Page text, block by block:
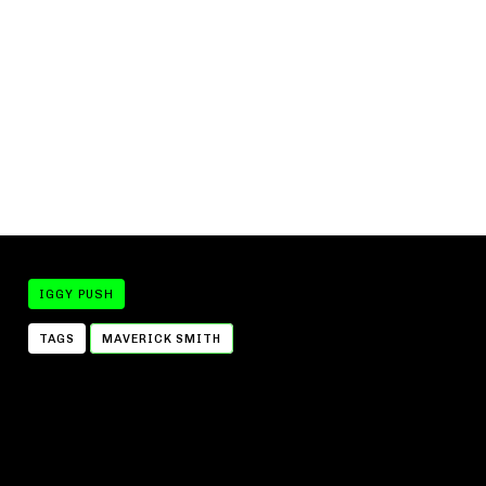
IGGY PUSH
TAGS MAVERICK SMITH